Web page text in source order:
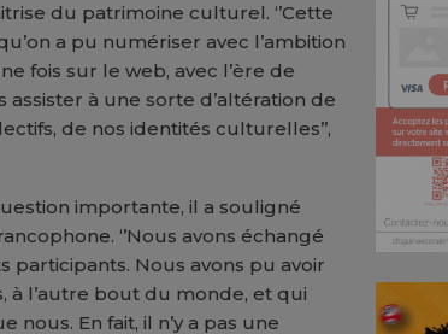
du patrimoine culturel. ‘’Cette
a pu numériser avec l’ambition
fois sur le web, avec l’ère de
à une sorte d’altération de
de nos identités culturelles’’,
importante, il a souligné
‘’Nous avons échangé
participants. Nous avons pu avoir
à l’autre bout du monde, et qui
En fait, il n’y a pas une